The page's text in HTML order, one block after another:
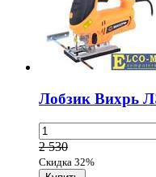
Лобзик Вихрь
2 530
Скидка 32%